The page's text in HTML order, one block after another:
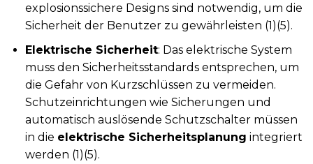
explosionssichere Designs sind notwendig, um die
Sicherheit der Benutzer zu gewährleisten (1)(5).
Elektrische Sicherheit: Das elektrische System
muss den Sicherheitsstandards entsprechen, um
die Gefahr von Kurzschlüssen zu vermeiden.
Schutzeinrichtungen wie Sicherungen und
automatisch auslösende Schutzschalter müssen
in die elektrische Sicherheitsplanung integriert
werden (1)(5).